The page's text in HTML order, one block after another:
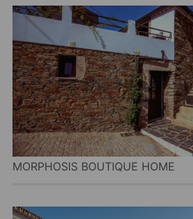
MORPHOSIS BOUTIQUE HOME